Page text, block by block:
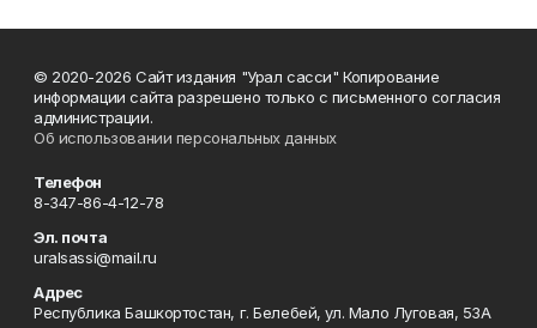
© 2020-2026 Сайт издания "Урал сасси" Копирование
информации сайта разрешено только с письменного согласия
администрации.
Об использовании персональных данных
Телефон
8-347-86-4-12-78
Эл. почта
uralsassi@mail.ru
Адрес
Республика Башкортостан, г. Белебей, ул. Мало Луговая, 53А